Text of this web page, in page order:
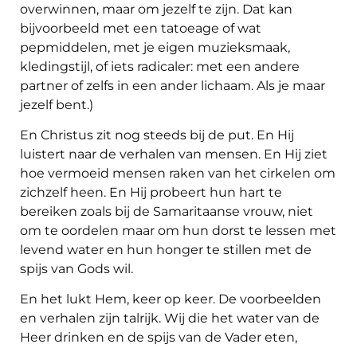
overwinnen, maar om jezelf te zijn. Dat kan
bijvoorbeeld met een tatoeage of wat
pepmiddelen, met je eigen muzieksmaak,
kledingstijl, of iets radicaler: met een andere
partner of zelfs in een ander lichaam. Als je maar
jezelf bent.)
En Christus zit nog steeds bij de put. En Hij
luistert naar de verhalen van mensen. En Hij ziet
hoe vermoeid mensen raken van het cirkelen om
zichzelf heen. En Hij probeert hun hart te
bereiken zoals bij de Samaritaanse vrouw, niet
om te oordelen maar om hun dorst te lessen met
levend water en hun honger te stillen met de
spijs van Gods wil.
En het lukt Hem, keer op keer. De voorbeelden
en verhalen zijn talrijk. Wij die het water van de
Heer drinken en de spijs van de Vader eten,